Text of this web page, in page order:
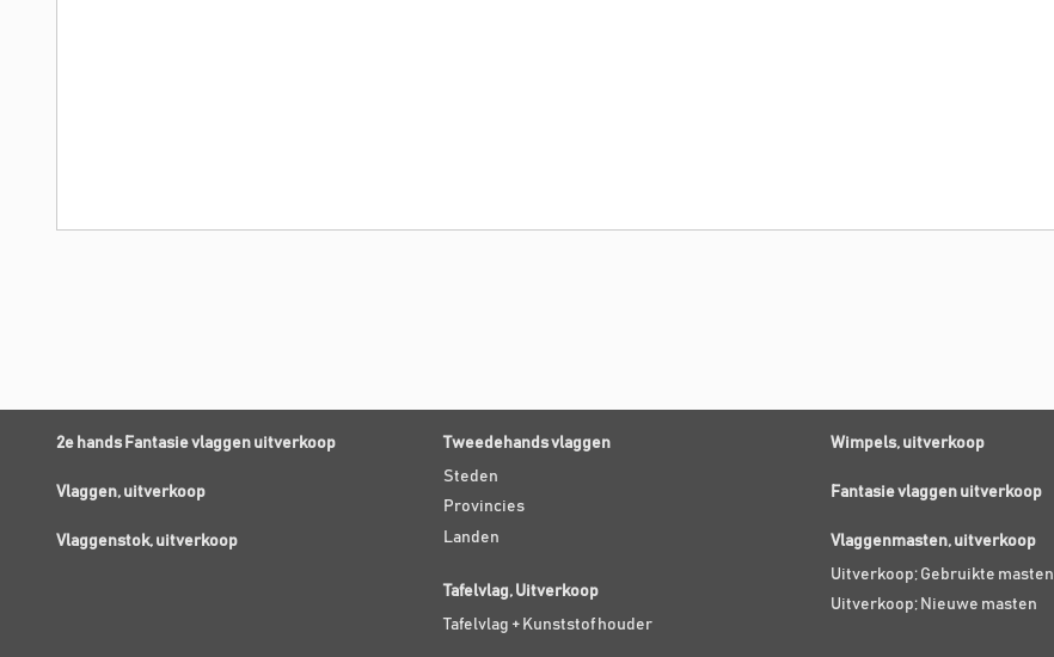
2e hands Fantasie vlaggen uitverkoop
Vlaggen, uitverkoop
Vlaggenstok, uitverkoop
Tweedehands vlaggen
Steden
Provincies
Landen
Tafelvlag, Uitverkoop
Tafelvlag + Kunststof houder
Wimpels, uitverkoop
Fantasie vlaggen uitverkoop
Vlaggenmasten, uitverkoop
Uitverkoop; Gebruikte masten
Uitverkoop; Nieuwe masten